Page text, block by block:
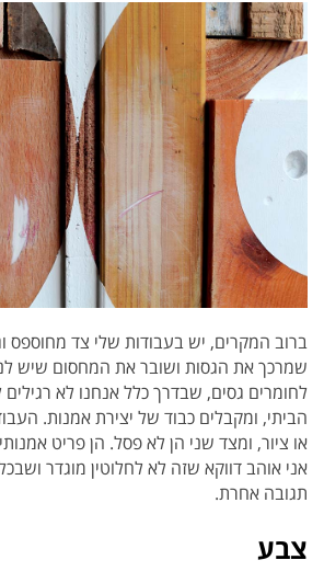
ברוב המקרים, יש בעבודות שלי צד מחוספס
שמרכך את הגסות ושובר את המחסום שיש
לחומרים גסים, שבדרך כלל אנחנו לא
הביתי, ומקבלים כבוד של יצירת אמנות.
או ציור, ומצד שני הן לא פסל. הן פריט
אני אוהב דווקא שזה לא לחלוטין מוגדר
תגובה אחרת.
צבע